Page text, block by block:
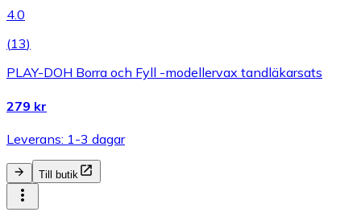
4.0
(13)
PLAY-DOH Borra och Fyll -modellervax tandläkarsats
279 kr
Leverans: 1-3 dagar
Till butik